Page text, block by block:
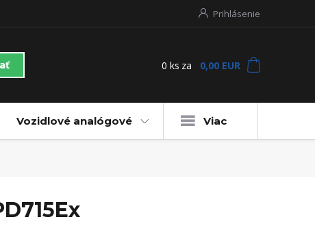
Prihlásenie
0 ks za 0,00 EUR
Vozidlové analógové Viac